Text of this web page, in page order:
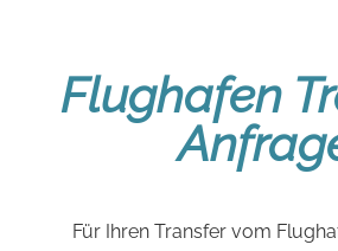
Flughafen
Für Ihren Transfer vom